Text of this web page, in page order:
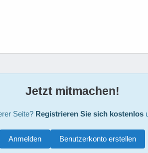
Jetzt mitmachen!
Seite? Registrieren Sie sich kostenlos
Benutzerkonto erstellen
Anmelden